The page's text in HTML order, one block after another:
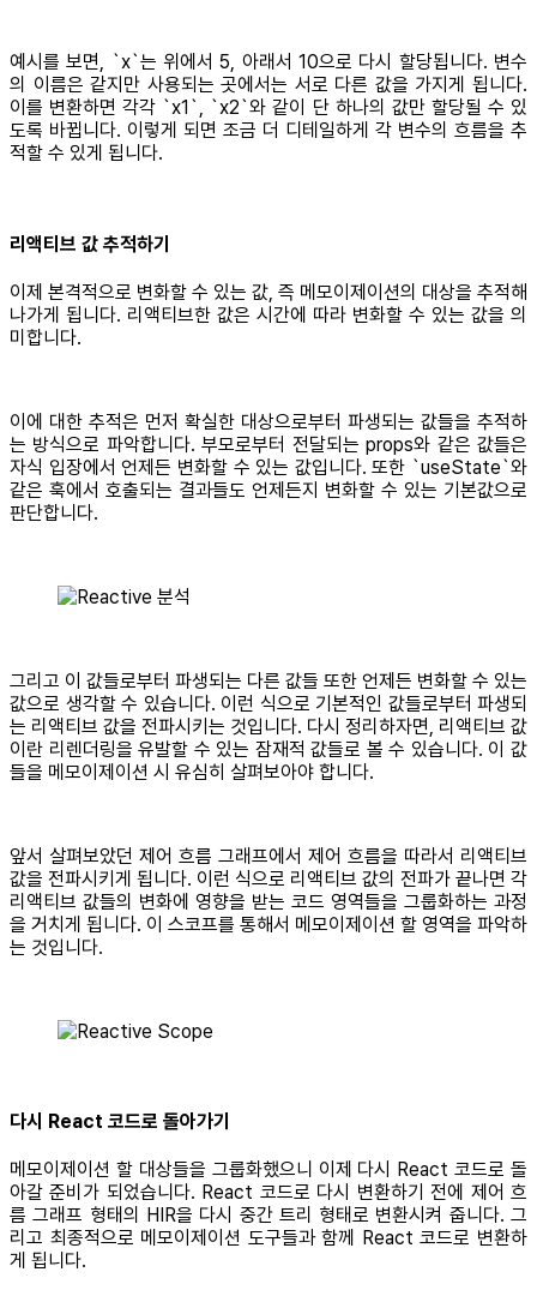
예시를 보면, `x`는 위에서 5, 아래서 10으로 다시 할당됩니다. 변수
의 이름은 같지만 사용되는 곳에서는 서로 다른 값을 가지게 됩니다.
이를 변환하면 각각 `x1`, `x2`와 같이 단 하나의 값만 할당될 수 있
도록 바뀝니다. 이렇게 되면 조금 더 디테일하게 각 변수의 흐름을 추
적할 수 있게 됩니다.
리액티브 값 추적하기
이제 본격적으로 변화할 수 있는 값, 즉 메모이제이션의 대상을 추적해
나가게 됩니다. 리액티브한 값은 시간에 따라 변화할 수 있는 값을 의
미합니다.
이에 대한 추적은 먼저 확실한 대상으로부터 파생되는 값들을 추적하
는 방식으로 파악합니다. 부모로부터 전달되는 props와 같은 값들은
자식 입장에서 언제든 변화할 수 있는 값입니다. 또한 `useState`와
같은 훅에서 호출되는 결과들도 언제든지 변화할 수 있는 기본값으로
판단합니다.
그리고 이 값들로부터 파생되는 다른 값들 또한 언제든 변화할 수 있는
값으로 생각할 수 있습니다. 이런 식으로 기본적인 값들로부터 파생되
는 리액티브 값을 전파시키는 것입니다. 다시 정리하자면, 리액티브 값
이란 리렌더링을 유발할 수 있는 잠재적 값들로 볼 수 있습니다. 이 값
들을 메모이제이션 시 유심히 살펴보아야 합니다.
앞서 살펴보았던 제어 흐름 그래프에서 제어 흐름을 따라서 리액티브
값을 전파시키게 됩니다. 이런 식으로 리액티브 값의 전파가 끝나면 각
리액티브 값들의 변화에 영향을 받는 코드 영역들을 그룹화하는 과정
을 거치게 됩니다. 이 스코프를 통해서 메모이제이션 할 영역을 파악하
는 것입니다.
다시 React 코드로 돌아가기
메모이제이션 할 대상들을 그룹화했으니 이제 다시 React 코드로 돌
아갈 준비가 되었습니다. React 코드로 다시 변환하기 전에 제어 흐
름 그래프 형태의 HIR을 다시 중간 트리 형태로 변환시켜 줍니다. 그
리고 최종적으로 메모이제이션 도구들과 함께 React 코드로 변환하
게 됩니다.